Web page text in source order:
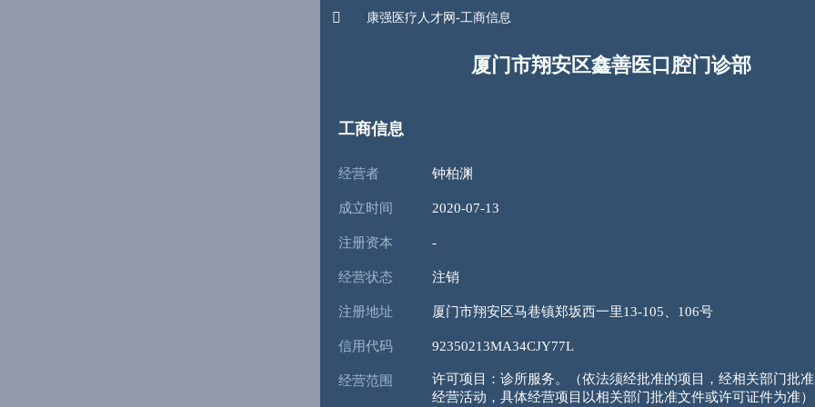
 康强医疗人才网-工商信息
厦门市翔安区鑫善医口腔门诊部
工商信息
经营者 钟柏渊
成立时间 2020-07-13
注册资本 -
经营状态 注销
注册地址 厦门市翔安区马巷镇郑坂西一里13-105、106号
信用代码 92350213MA34CJY77L
经营范围
许可项目：诊所服务。（依法须经批准的项目，经相关部门批
经营活动，具体经营项目以相关部门批准文件或许可证件为准）